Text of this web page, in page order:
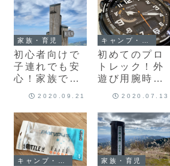
家族・育児
初心者向けで
子連れでも安
心！家族で氷
コース）を楽
しんできまし
た♪
2020.09.21
初めてのプロ
トレック！外
遊び用腕時計
PRW-6600Y-
1A9JF」を購
入♪
2020.07.13
家族・育児